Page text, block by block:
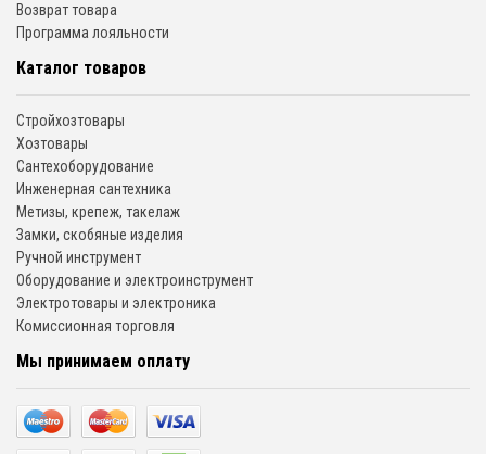
Возврат товара
Программа лояльности
Каталог товаров
Стройхозтовары
Хозтовары
Сантехоборудование
Инженерная сантехника
Метизы, крепеж, такелаж
Замки, скобяные изделия
Ручной инструмент
Оборудование и электроинструмент
Электротовары и электроника
Комиссионная торговля
Мы принимаем оплату